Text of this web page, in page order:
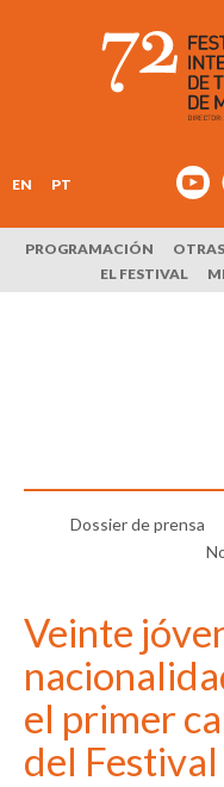
EN PT
PROGRAMACIÓN
EL FESTIVAL
Dossier de prensa
Veinte
el primer
del Festival